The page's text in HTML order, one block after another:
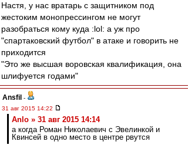
Настя, у нас вратарь с защитником под
жестоким монопрессингом не могут
разобраться кому куда :lol: а уж про
"спартаковский футбол" в атаке и говорить не
приходится
"Это же высшая воровская квалификация, она
шлифуется годами"
Ansfil -
31 авг 2015 14:22
Anlo » 31 авг 2015 14:14
а когда Роман Николаевич с Эвелинкой и
Квинсей в одно место в центре рвутся